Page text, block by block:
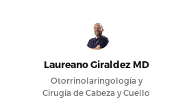
Laureano Giraldez MD
Otorrinolaringología y
Cirugía de Cabeza y Cuello